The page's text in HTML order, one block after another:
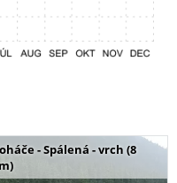
- Spálená - vrch (8